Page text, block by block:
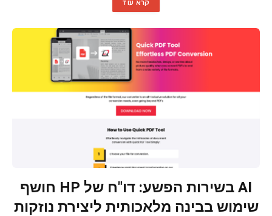
קרא עוד
AI בשירות הפשע: דו"ח של HP חושף
שימוש בבינה מלאכותית ליצירת נוזקות